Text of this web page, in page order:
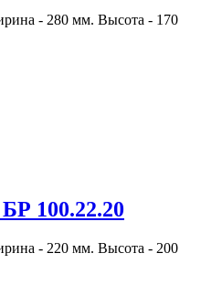
- 280 мм. Высота - 170
100.22.20
- 220 мм. Высота - 200